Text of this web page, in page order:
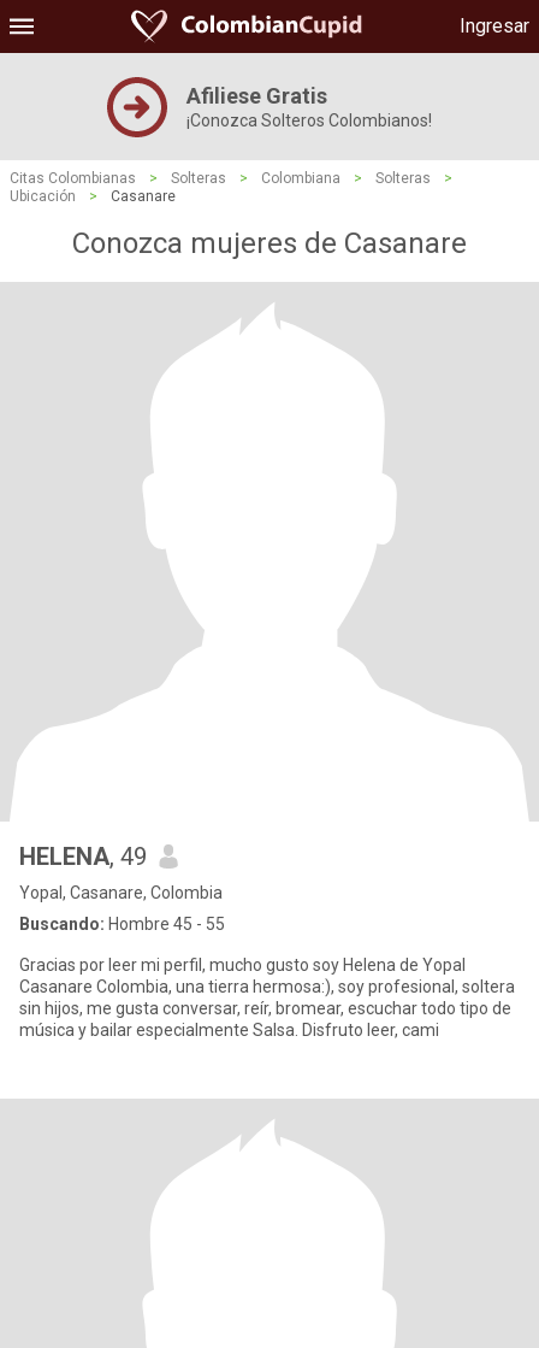
Ingresar
Afiliese Gratis
¡Conozca Solteros Colombianos!
Citas Colombianas > Solteras > Colombiana > Solteras
>
Ubicación
> Casanare
Conozca mujeres de Casanare
HELENA, 49
Yopal, Casanare, Colombia
Buscando: Hombre 45 - 55
Gracias por leer mi perfil, mucho gusto soy Helena de Yopal
Casanare Colombia, una tierra hermosa:), soy profesional, soltera
sin hijos, me gusta conversar, reír, bromear, escuchar todo tipo de
música y bailar especialmente Salsa. Disfruto leer, cami